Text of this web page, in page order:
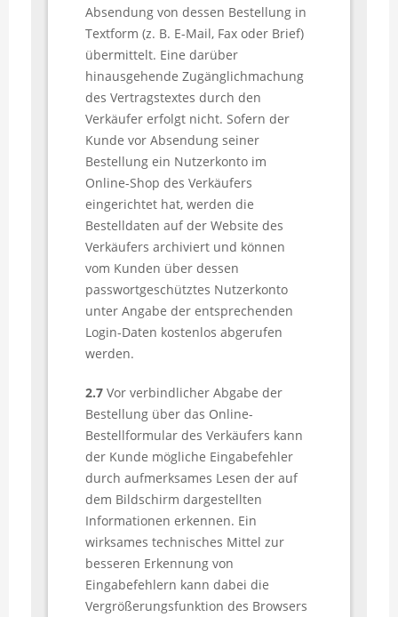
Absendung von dessen Bestellung in
Textform (z. B. E-Mail, Fax oder Brief)
übermittelt. Eine darüber
hinausgehende Zugänglichmachung
des Vertragstextes durch den
Verkäufer erfolgt nicht. Sofern der
Kunde vor Absendung seiner
Bestellung ein Nutzerkonto im
Online-Shop des Verkäufers
eingerichtet hat, werden die
Bestelldaten auf der Website des
Verkäufers archiviert und können
vom Kunden über dessen
passwortgeschütztes Nutzerkonto
unter Angabe der entsprechenden
Login-Daten kostenlos abgerufen
werden.
2.7Vor verbindlicher Abgabe der
Bestellung über das Online-
Bestellformular des Verkäufers kann
der Kunde mögliche Eingabefehler
durch aufmerksames Lesen der auf
dem Bildschirm dargestellten
Informationen erkennen. Ein
wirksames technisches Mittel zur
besseren Erkennung von
Eingabefehlern kann dabei die
Vergrößerungsfunktion des Browsers